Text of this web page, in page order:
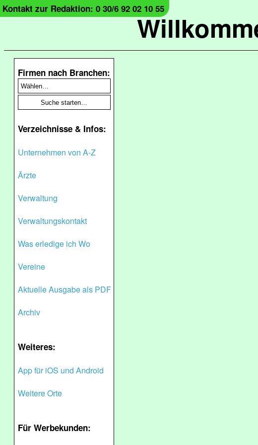
Kontakt zur Redaktion: 0 30/6 92 02 10 55
Firmen nach Branchen:
Verzeichnisse & Infos:
Unternehmen von A-Z
Ärzte
Verwaltung
Verwaltungskontakt
Was erledige ich Wo
Vereine
Aktuelle Ausgabe als PDF
Archiv
Weiteres:
App für iOS und Android
Weitere Orte
Für Werbekunden: